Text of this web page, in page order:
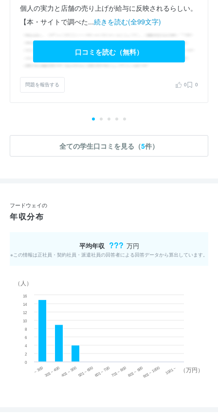
個人の実力と店舗の売り上げが給与に反映されるらしい。
【本・サイトで調べた...続きを読む(全99文字)
口コミを読む（無料）
問題を報告する 0 0
全ての学生口コミを見る（5件）
フードウェイの
年収分布
平均年収 ??? 万円
※この情報は正社員・契約社員・派遣社員の回答者による回答データから算出しています。
（万円）
（人）
~ 300 301 ~ 400 401 ~ 500501 ~ 600601 ~ 700701 ~ 800801 ~ 900901 ~ 1000 1001 ~
0
2
4
6
8
10
12
14
16